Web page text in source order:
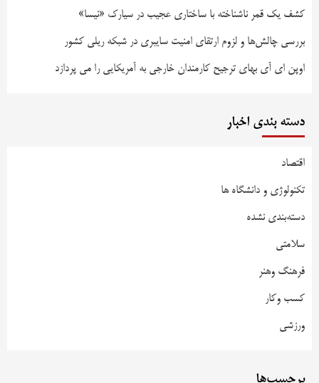
کشف یک قمر ناشناخته با ساختاری عجیب در سیارک «نیسا»
بررسی چالش‌ها و لزوم ارتقای امنیت سایبری در شبکه ریلی کشور
اوپن ای آی بهای ترجیح کارمندان خارجی به آمریکایی را می پردازد
دسته بندی اخبار
اقتصاد
تکنولوژی و دانشگاه ها
دسته‌بندی نشده
سلامتی
فرهنگ وهنر
کسب وکار
ورزشی
برچسب‌ها